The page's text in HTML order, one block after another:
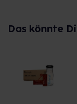
Das könnte